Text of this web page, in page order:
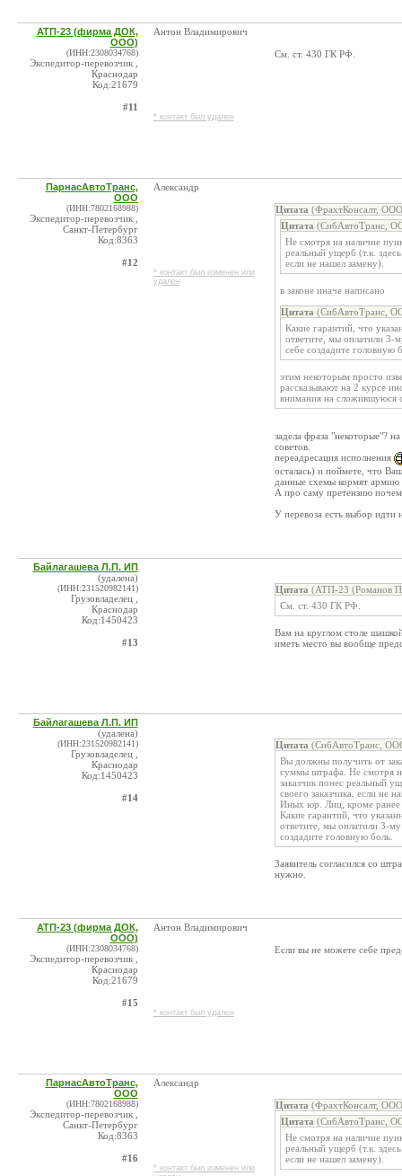
АТП-23 (фирма ДОК,
ООО)
(ИНН:2308034768)
Экспедитор-перевозчик ,
Краснодар
Код:21679
#11
Антон Владимирович
* контакт был удален
См. ст. 430 ГК РФ.
ПарнасАвтоТранс,
ООО
(ИНН:7802168988)
Экспедитор-перевозчик ,
Санкт-Петербург
Код:8363
#12
Александр
* контакт был изменен или
удален
Цитата (ФрахтКонсалт,
Цитата (СибАвтоТранс,
Не смотря на наличие
реальный ущерб (т.к.
если не нашел замену).
в законе иначе написано
Цитата (СибАвтоТранс,
Какие гарантий, что
ответите, мы оплатили 3-
себе создадите головную
этим некоторым просто
рассказывают на 2 курсе
внимания на сложившуюся
задела фраза "некоторые"?
советов.
переадресация исполнения
осталась) и поймете, что
данные схемы кормят армию
А про саму претензию
У перевоза есть выбор идти
Байлагашева Л.П. ИП
(удалена)
(ИНН:231520982141)
Грузовладелец ,
Краснодар
Код:1450423
#13
Цитата (АТП-23 (Романов
См. ст. 430 ГК РФ.
Вам на круглом столе
иметь место вы вообще
Байлагашева Л.П. ИП
(удалена)
(ИНН:231520982141)
Грузовладелец ,
Краснодар
Код:1450423
#14
Цитата (СибАвтоТранс,
Вы должны получить от
суммы штрафа. Не смотря
заказчик понес реальный
своего заказчика, если не
Иных юр. Лиц, кроме ранее
Какие гарантий, что
ответите, мы оплатили 3-
создадите головную боль.
Заявитель согласился со
нужно.
АТП-23 (фирма ДОК,
ООО)
(ИНН:2308034768)
Экспедитор-перевозчик ,
Краснодар
Код:21679
#15
Антон Владимирович
* контакт был удален
Если вы не можете себе
ПарнасАвтоТранс,
ООО
(ИНН:7802168988)
Экспедитор-перевозчик ,
Санкт-Петербург
Код:8363
#16
Александр
* контакт был изменен или
Цитата (ФрахтКонсалт,
Цитата (СибАвтоТранс,
Не смотря на наличие
реальный ущерб (т.к.
если не нашел замену).